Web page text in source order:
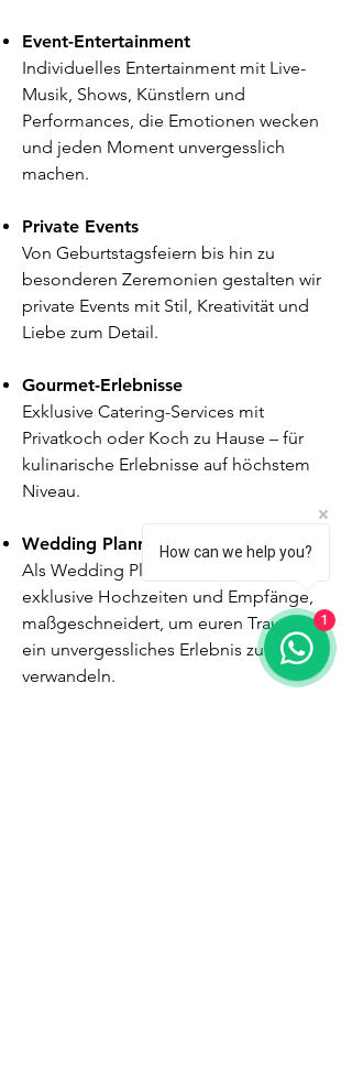
Event-Entertainment
Individuelles Entertainment mit Live-
Musik, Shows, Künstlern und
Performances, die Emotionen wecken
und jeden Moment unvergesslich
machen.
Private Events
Von Geburtstagsfeiern bis hin zu
besonderen Zeremonien gestalten wir
private Events mit Stil, Kreativität und
Liebe zum Detail.
Gourmet-Erlebnisse
Exklusive Catering-Services mit
Privatkoch oder Koch zu Hause – für
kulinarische Erlebnisse auf höchstem
Niveau.
Wedding Planner & Zeremonien
Als Wedding Planner organisieren wir
exklusive Hochzeiten und Empfänge,
maßgeschneidert, um euren Traum in
ein unvergessliches Erlebnis zu
verwandeln.
How can we help you?
1